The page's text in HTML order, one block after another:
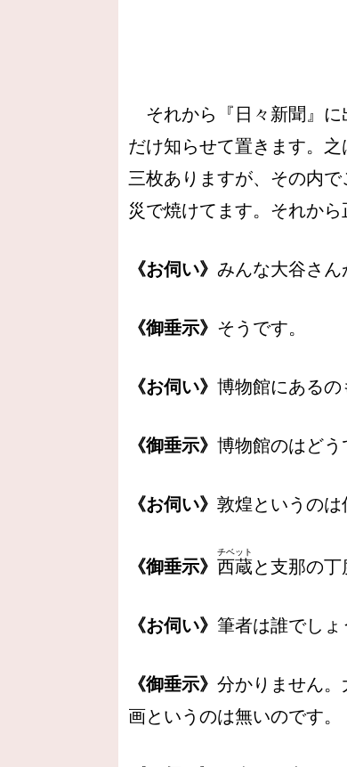
それから『日々新聞』に
だけ知らせて置きます。
三枚ありますが、その内
災で焼けてます。それか
《お伺い》 みんな大谷さん
《御垂示》 そうです。
《お伺い》 博物館にあるの
《御垂示》 博物館のはどう
《お伺い》 敦煌というのは
《御垂示》 西蔵
チベット
と支那の丁
《お伺い》 筆者は誰でしょ
《御垂示》 分かりません
画というのは無いのです。